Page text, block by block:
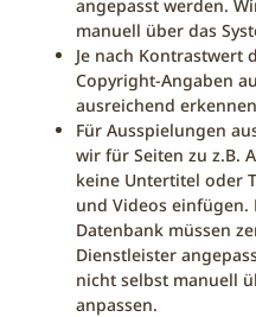
angepasst werden.
manuell über das
Je nach Kontrastwert
Copyright-Angaben
ausreichend
Für Ausspielungen
wir für Seiten zu z.B.
keine Untertitel oder
und Videos
Datenbank müssen
Dienstleister
nicht selbst manuell
anpassen.